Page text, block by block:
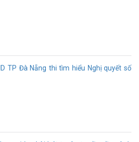
TP Đà Nẵng thi tìm hiểu Nghị quyết số